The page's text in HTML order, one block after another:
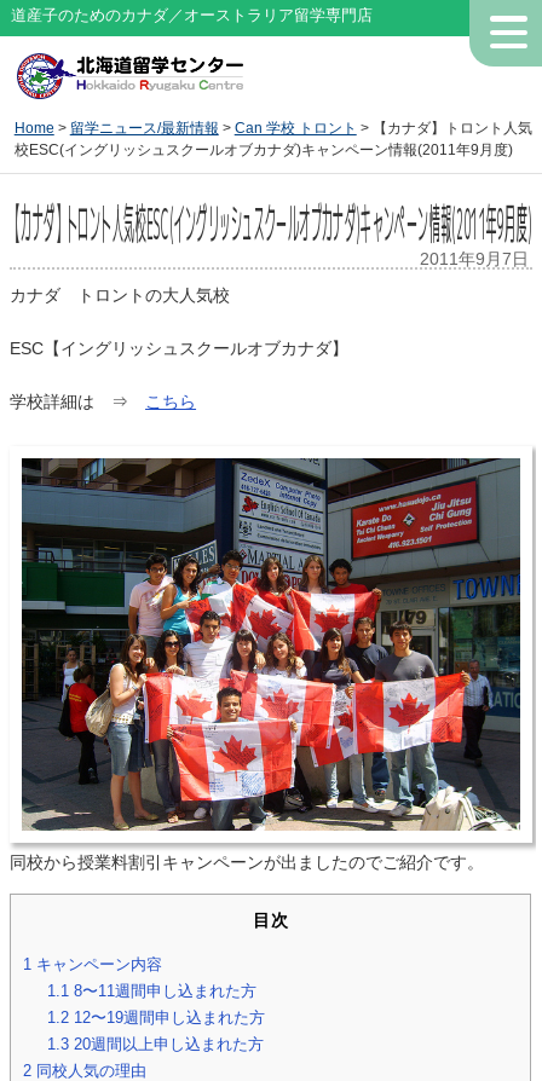
道産子のためのカナダ／オーストラリア留学専門店
Home > 留学ニュース/最新情報 > Can 学校 トロント > 【カナダ】トロント人気
校ESC(イングリッシュスクールオブカナダ)キャンペーン情報(2011年9月度)
【カナダ】トロント人気校ESC(イングリッシュスクールオブカナダ)キャンペーン情報(2011年9月度)
2011年9月7日
カナダ トロントの大人気校
ESC【イングリッシュスクールオブカナダ】
学校詳細は ⇒ こちら
同校から授業料割引キャンペーンが出ましたのでご紹介です。
目次
1 キャンペーン内容
1.1 8〜11週間申し込まれた方
1.2 12〜19週間申し込まれた方
1.3 20週間以上申し込まれた方
2 同校人気の理由